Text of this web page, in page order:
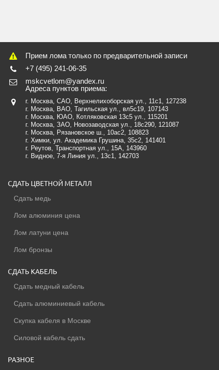
Прием лома только по предварительной записи
+7 (495) 241-06-35
mskcvetlom@yandex.ru
Адреса пунктов приема:
г. Москва, САО, Верхнелихоборская ул., 11с1
, 127238
г. Москва, ВАО, Тагильская ул., вл5с19 , 107143
г. Москва, ЮАО, Котляковская 13с5 ул.
, 115201
г. Москва, ЗАО, Новозаводская ул., 18c290 , 121087
г. Москва, Рязановское ш., 10ас2, 108823
г. Химки, ул. Академика Грушина, 35с2 , 141401
г. Реутов, Транспортная ул., 15А , 143960
г. Видное, 7-я Линия ул., 13с1
, 142703
СДАТЬ ЦВЕТНОЙ МЕТАЛЛ
Сдать медь
Лом алюминия цена
Лом латуни цена
Лом бронзы
СДАТЬ КАБЕЛЬ
Сдать медный кабель
Сдать алюминиевый кабель
Скупка кабеля в Москве
Силовой кабель сдать
РАЗНОЕ